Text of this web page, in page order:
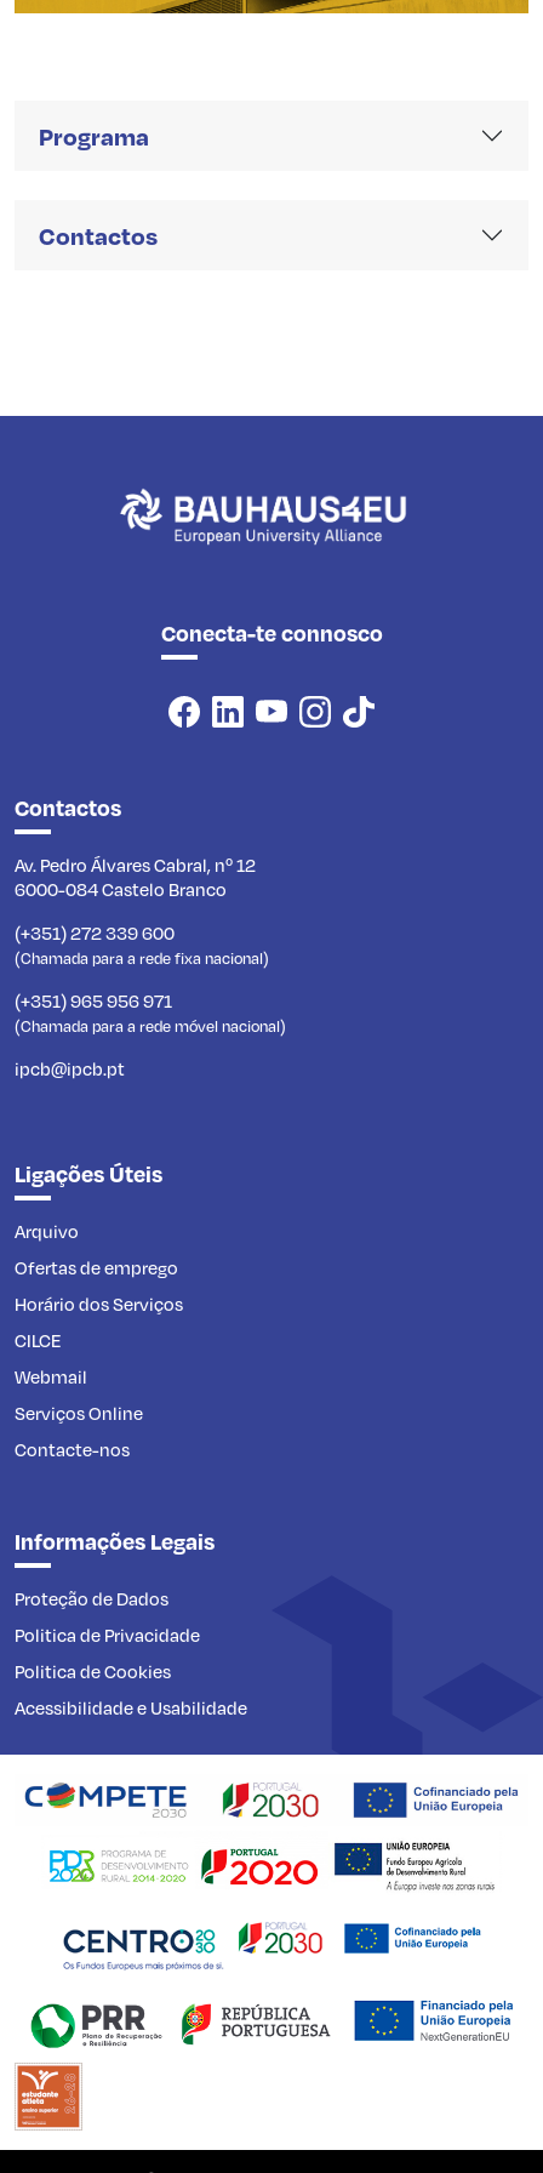
Programa
Contactos
Conecta-te connosco
Contactos
Av. Pedro Álvares Cabral, nº 12
6000-084 Castelo Branco
(+351) 272 339 600
(Chamada para a rede fixa nacional)
(+351) 965 956 971
(Chamada para a rede móvel nacional)
ipcb@ipcb.pt
Ligações Úteis
Arquivo
Ofertas de emprego
Horário dos Serviços
CILCE
Webmail
Serviços Online
Contacte-nos
Informações Legais
Proteção de Dados
Politica de Privacidade
Politica de Cookies
Acessibilidade e Usabilidade